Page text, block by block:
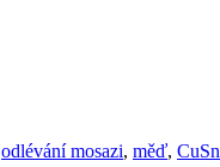
odlévání mosazi, měď,